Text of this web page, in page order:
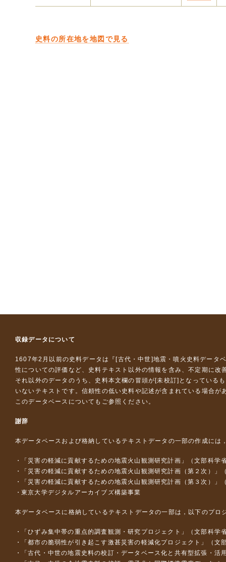
史料の所在地を地図で見る
収録データについて
1607年2月以前の史料データは『 [古代・中世]地震・噴火史料データ
性についての評価など、史料テキスト以外の情報を含み、不定期に改
それ以外のデータのうち、史料本文欄の冒頭が[未校訂]となっている
いないテキストです。信頼性の低い史料や記述が含まれている場合が
このデータベースについて もご参照ください。
謝辞
本データベースおよび格納しているテキストデータの一部の作成には
「災害の軽減に貢献するための地震火山観測研究計画」（文部科学
「災害の軽減に貢献するための地震火山観測研究計画（第２次）」
「災害の軽減に貢献するための地震火山観測研究計画（第３次）」
東京大学デジタルアーカイブズ構築事業
本データベースに格納しているテキストデータの一部は，以下のプロ
「ひずみ集中帯の重点的調査観測・研究プロジェクト」（文部科
「都市の脆弱性が引き起こす激甚災害の軽減化プロジェクト」（
「古代・中世の地震史料の校訂・データベース化と共有型拡張・